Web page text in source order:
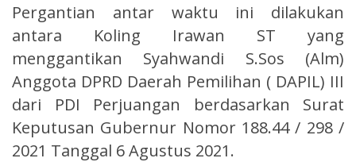
Pergantian antar waktu ini dilakukan
antara Koling Irawan ST yang
menggantikan Syahwandi S.Sos (Alm)
Anggota DPRD Daerah Pemilihan ( DAPIL) III
dari PDI Perjuangan berdasarkan Surat
Keputusan Gubernur Nomor 188.44 / 298 /
2021 Tanggal 6 Agustus 2021.